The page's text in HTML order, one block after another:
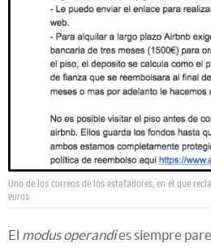
Uno de los correos de los estafadores, en el que
euros
El modus operandies siempre